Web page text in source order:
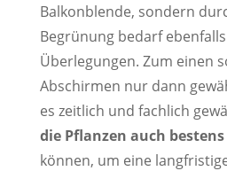
Balkonblende, sondern
Begrünung bedarf
Überlegungen. Zum einen
Abschirmen nur dann
es zeitlich und fachlich
die Pflanzen auch
können, um eine